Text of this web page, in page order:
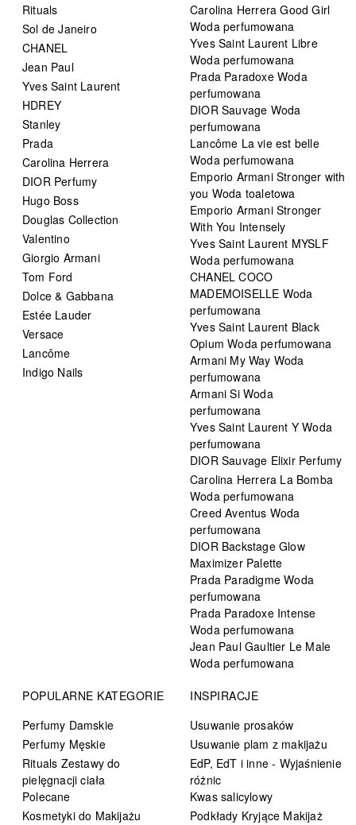
Rituals
Sol de Janeiro
CHANEL
Jean Paul
Yves Saint Laurent
HDREY
Stanley
Prada
Carolina Herrera
DIOR Perfumy
Hugo Boss
Douglas Collection
Valentino
Giorgio Armani
Tom Ford
Dolce & Gabbana
Estée Lauder
Versace
Lancôme
Indigo Nails
Carolina Herrera Good Girl
Woda perfumowana
Yves Saint Laurent Libre
Woda perfumowana
Prada Paradoxe Woda
perfumowana
DIOR Sauvage Woda
perfumowana
Lancôme La vie est belle
Woda perfumowana
Emporio Armani Stronger with
you Woda toaletowa
Emporio Armani Stronger
With You Intensely
Yves Saint Laurent MYSLF
Woda perfumowana
CHANEL COCO
MADEMOISELLE Woda
perfumowana
Yves Saint Laurent Black
Opium Woda perfumowana
Armani My Way Woda
perfumowana
Armani Si Woda
perfumowana
Yves Saint Laurent Y Woda
perfumowana
DIOR Sauvage Elixir Perfumy
Carolina Herrera La Bomba
Woda perfumowana
Creed Aventus Woda
perfumowana
DIOR Backstage Glow
Maximizer Palette
Prada Paradigme Woda
perfumowana
Prada Paradoxe Intense
Woda perfumowana
Jean Paul Gaultier Le Male
Woda perfumowana
POPULARNE KATEGORIE
Perfumy Damskie
Perfumy Męskie
Rituals Zestawy do
pielęgnacji ciała
Polecane
Kosmetyki do Makijażu
INSPIRACJE
Usuwanie prosaków
Usuwanie plam z makijażu
EdP, EdT i inne - Wyjaśnienie
różnic
Kwas salicylowy
Podkłady Kryjące Makijaż